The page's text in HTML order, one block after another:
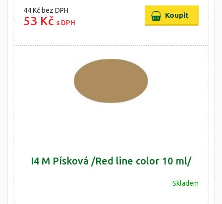
44 Kč bez DPH
53 Kč s DPH
I4 M Písková /Red line color 10 ml/
Skladem